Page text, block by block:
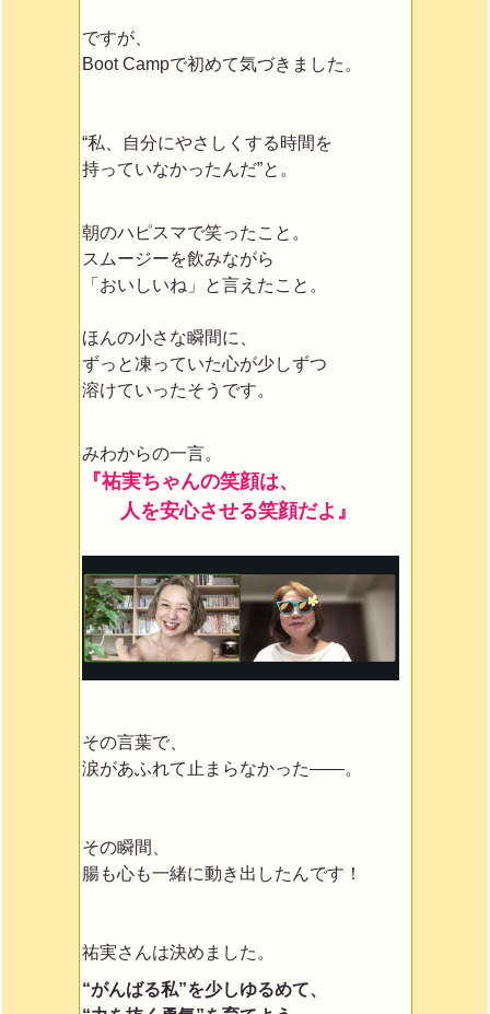
ですが、
Boot Campで初めて気づきました。
“私、自分にやさしくする時間を
持っていなかったんだ”と。
朝のハピスマで笑ったこと。
スムージーを飲みながら
「おいしいね」と言えたこと。
ほんの小さな瞬間に、
ずっと凍っていた心が少しずつ
溶けていったそうです。
みわからの一言。
『祐実ちゃんの笑顔は、
人を安心させる笑顔だよ』
その言葉で、
涙があふれて止まらなかった——。
その瞬間、
腸も心も一緒に動き出したんです！
祐実さんは決めました。
“がんばる私”を少しゆるめて、